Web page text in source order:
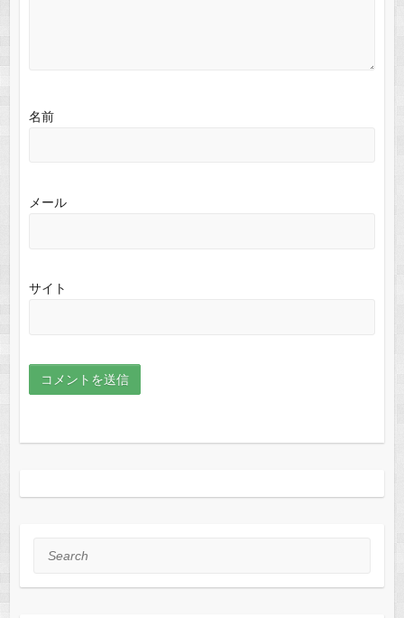
名前
メール
サイト
Search